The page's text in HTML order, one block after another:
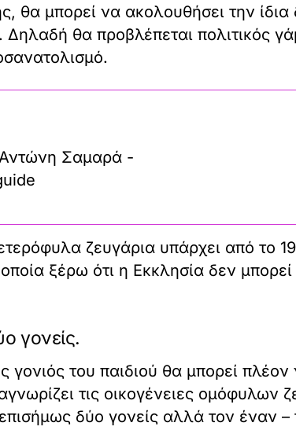
μπορεί να ακολουθήσει την ίδια
θα προβλέπεται πολιτικός
Αντώνη Σαμαρά -
ζευγάρια υπάρχει από το
ξέρω ότι η Εκκλησία δεν μπορεί
γονείς.
γονιός του παιδιού θα μπορεί
τις οικογένειες ομόφυλων
δύο γονείς αλλά τον έναν –